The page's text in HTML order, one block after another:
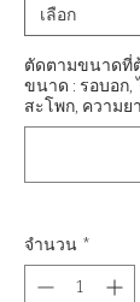
ตัดตามขนาดที่
ขนาด : รอบอก,
สะโพก, ความย
จำนวน *